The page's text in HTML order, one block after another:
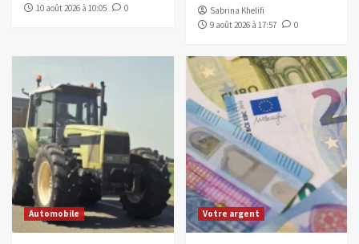
10 août 2026 à 10:05
0
Sabrina Khelifi
9 août 2026 à 17:57
0
Automobile Votre argent